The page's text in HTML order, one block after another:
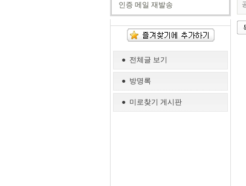
인증 메일 재발송
● 전체글 보기
● 방명록
● 미로찾기 게시판